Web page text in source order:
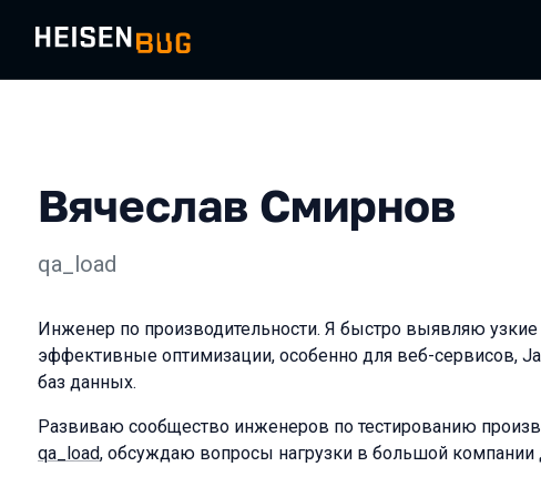
Вячеслав Смирнов
qa_load
Инженер по производительности. Я быстро выявляю
эффективные оптимизации, особенно для веб-сервисов,
баз данных.
Развиваю сообщество инженеров по тестированию
qa_load, обсуждаю вопросы нагрузки в большой компании